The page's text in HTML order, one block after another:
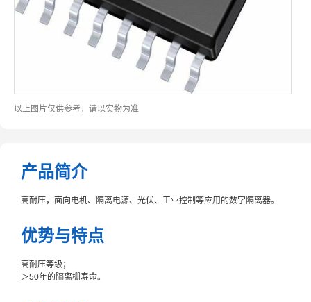
以上图片仅供参考，请以实物为准
产品简介
高耐压，面向电机、隔离电源、光伏、工业控制等应用的数字隔离器。
优势与特点
高耐压等级；
＞50年的隔离栅寿命。